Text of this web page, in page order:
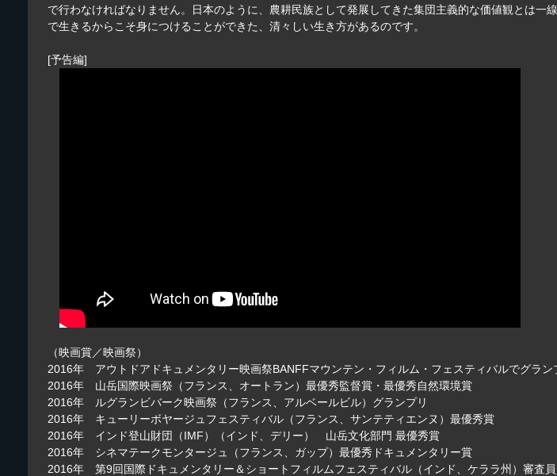
で行わなければなりません。日本のように、農耕民族として発展してきた集団主義的な価値観とは
で生きるからこそ身につけることができた、清々しい生き方があるのです。
[予告編]
（映画賞／映画祭）
2016年 アウトドアドキュメンタリー映画祭BANFFマウンテン・フィルム・フェスティバルでグラン
2016年 山岳国際映画祭（フランス、オートラン）最優秀監督賞・最優秀自然環境賞
2016年 ルグランビバーク映画祭（フランス、アルベールビル）グランプリ
2016年 キューリーボヤージュフェスティバル（フランス、サンテティエンヌ）最優秀賞
2016年 インド登山財団（IMF）（インド、デリー） 山岳文化部門 最優秀賞
2016年 シネマテークモンタージュ（フランス、ガップ）最優秀ドキュメンタリー賞
2016年 第9回国際ドキュメンタリー＆ショートフィルムフェスティバル（インド、ケララ州）審査